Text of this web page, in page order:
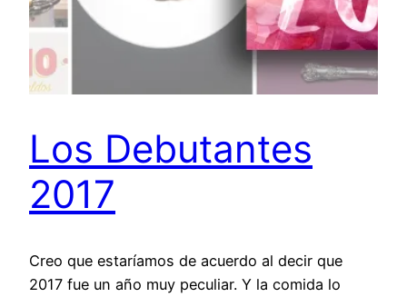
Los Debutantes
2017
Creo que estaríamos de acuerdo al decir que
2017 fue un año muy peculiar. Y la comida lo